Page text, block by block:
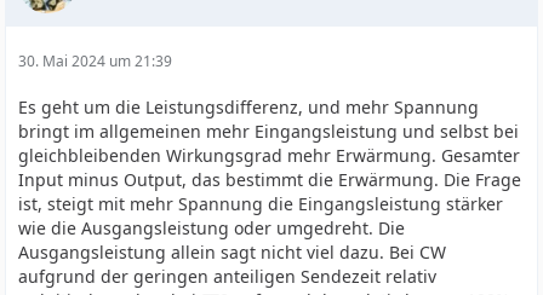
30. Mai 2024 um 21:39
Es geht um die Leistungsdifferenz, und mehr Spannung
bringt im allgemeinen mehr Eingangsleistung und selbst bei
gleichbleibenden Wirkungsgrad mehr Erwärmung. Gesamter
Input minus Output, das bestimmt die Erwärmung. Die Frage
ist, steigt mit mehr Spannung die Eingangsleistung stärker
wie die Ausgangsleistung oder umgedreht. Die
Ausgangsleistung allein sagt nicht viel dazu. Bei CW
aufgrund der geringen anteiligen Sendezeit relativ